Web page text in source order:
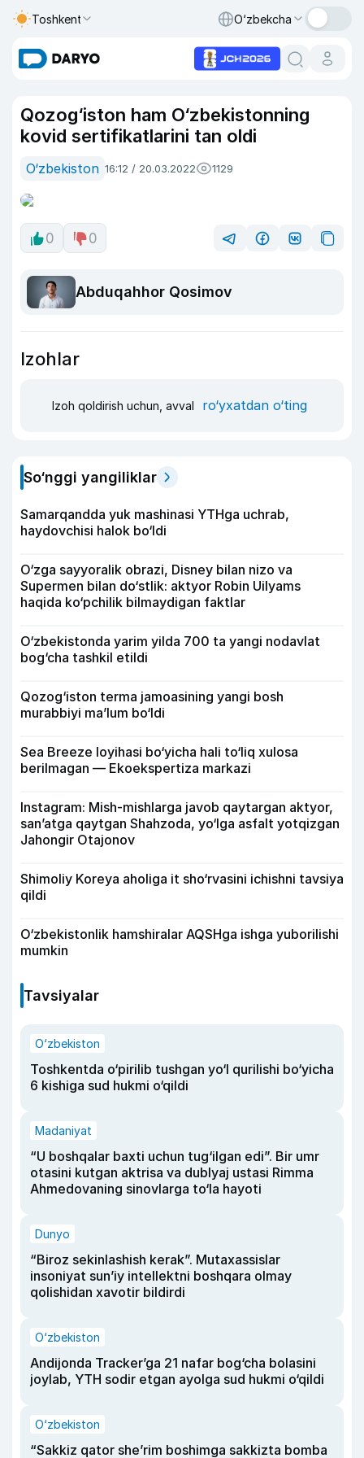
Toshkent O‘zbekcha
Qozog‘iston ham O‘zbekistonning
kovid sertifikatlarini tan oldi
O‘zbekiston 16:12 / 20.03.2022 1129
0 0
Abduqahhor Qosimov
Izohlar
Izoh qoldirish uchun, avval ro‘yxatdan o‘ting
So‘nggi yangiliklar
Samarqandda yuk mashinasi YTHga uchrab,
haydovchisi halok bo‘ldi
O‘zga sayyoralik obrazi, Disney bilan nizo va
Supermen bilan do‘stlik: aktyor Robin Uilyams
haqida ko‘pchilik bilmaydigan faktlar
O‘zbekistonda yarim yilda 700 ta yangi nodavlat
bog‘cha tashkil etildi
Qozog‘iston terma jamoasining yangi bosh
murabbiyi ma’lum bo‘ldi
Sea Breeze loyihasi bo‘yicha hali to‘liq xulosa
berilmagan — Ekoekspertiza markazi
Instagram: Mish-mishlarga javob qaytargan aktyor,
san’atga qaytgan Shahzoda, yo‘lga asfalt yotqizgan
Jahongir Otajonov
Shimoliy Koreya aholiga it sho‘rvasini ichishni tavsiya
qildi
O‘zbekistonlik hamshiralar AQSHga ishga yuborilishi
mumkin
Tavsiyalar
O‘zbekiston
Toshkentda o‘pirilib tushgan yo‘l qurilishi bo‘yicha
6 kishiga sud hukmi o‘qildi
Madaniyat
“U boshqalar baxti uchun tug‘ilgan edi”. Bir umr
otasini kutgan aktrisa va dublyaj ustasi Rimma
Ahmedovaning sinovlarga to‘la hayoti
Dunyo
“Biroz sekinlashish kerak”. Mutaxassislar
insoniyat sun’iy intellektni boshqara olmay
qolishidan xavotir bildirdi
O‘zbekiston
Andijonda Tracker’ga 21 nafar bog‘cha bolasini
joylab, YTH sodir etgan ayolga sud hukmi o‘qildi
O‘zbekiston
“Sakkiz qator she’rim boshimga sakkizta bomba